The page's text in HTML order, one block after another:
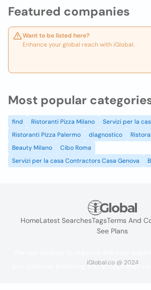
Featured companies
Want to be listed here?
Enhance your global reach with iGlobal.
Most popular
find Ristoranti Pizza Milano
Servizi per la
Ristoranti Pizza Palermo
diagnostico
Beauty Milano
Cibo Roma
Servizi per la casa Contractors Casa Genova
HomeLatest SearchesTagsTerms And
See Plans
iGlobal.co @ 2024
you continue browsing you accept their